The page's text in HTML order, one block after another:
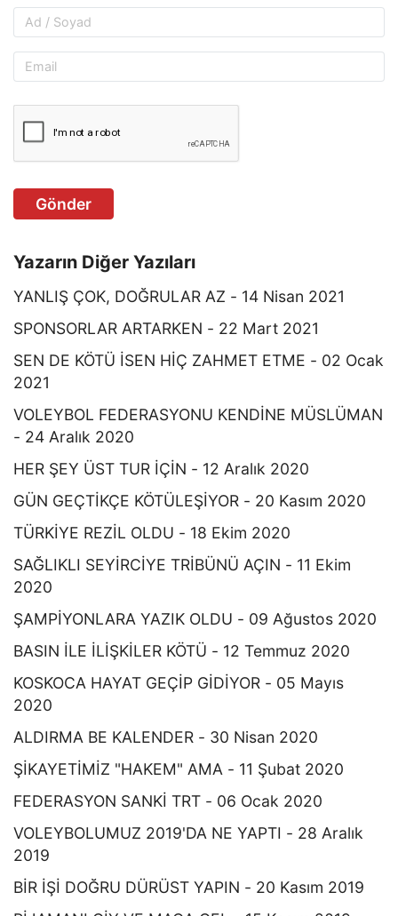
Gönder
Yazarın Diğer Yazıları
YANLIŞ ÇOK, DOĞRULAR AZ - 14 Nisan 2021
SPONSORLAR ARTARKEN - 22 Mart 2021
SEN DE KÖTÜ İSEN HİÇ ZAHMET ETME - 02 Ocak
2021
VOLEYBOL FEDERASYONU KENDİNE MÜSLÜMAN
- 24 Aralık 2020
HER ŞEY ÜST TUR İÇİN - 12 Aralık 2020
GÜN GEÇTİKÇE KÖTÜLEŞİYOR - 20 Kasım 2020
TÜRKİYE REZİL OLDU - 18 Ekim 2020
SAĞLIKLI SEYİRCİYE TRİBÜNÜ AÇIN - 11 Ekim
2020
ŞAMPİYONLARA YAZIK OLDU - 09 Ağustos 2020
BASIN İLE İLİŞKİLER KÖTÜ - 12 Temmuz 2020
KOSKOCA HAYAT GEÇİP GİDİYOR - 05 Mayıs
2020
ALDIRMA BE KALENDER - 30 Nisan 2020
ŞİKAYETİMİZ "HAKEM" AMA - 11 Şubat 2020
FEDERASYON SANKİ TRT - 06 Ocak 2020
VOLEYBOLUMUZ 2019'DA NE YAPTI - 28 Aralık
2019
BİR İŞİ DOĞRU DÜRÜST YAPIN - 20 Kasım 2019